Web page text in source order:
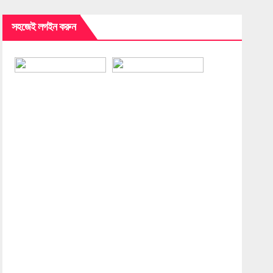
সহজেই লগইন করুন